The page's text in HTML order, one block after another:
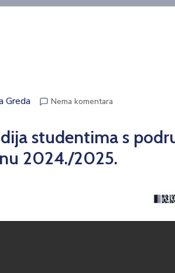
Greda Nema komentara
studentima s
2024./2025.